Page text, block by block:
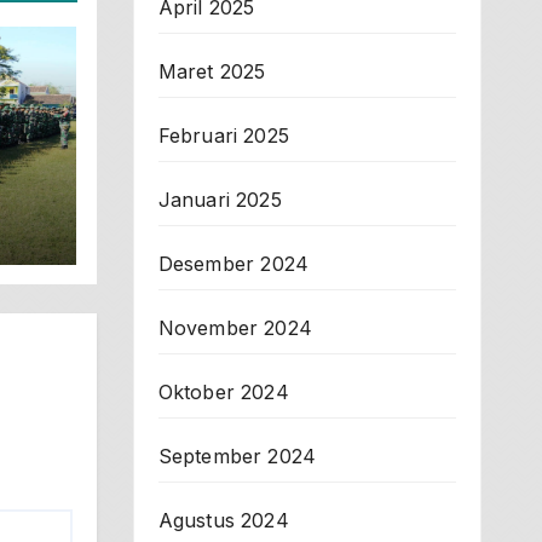
April 2025
Maret 2025
Februari 2025
Januari 2025
Desember 2024
November 2024
Oktober 2024
September 2024
Agustus 2024